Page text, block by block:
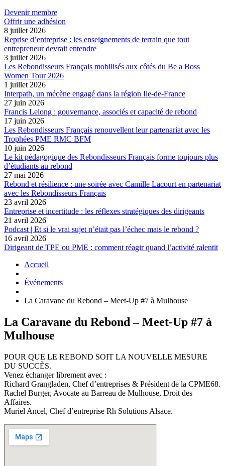
Devenir membre
Offrir une adhésion
8 juillet 2026
Reprise d’entreprise : les enseignements de terrain que tout
entrepreneur devrait entendre
3 juillet 2026
Les Rebondisseurs Français mobilisés aux côtés du Be a Boss
Women Tour 2026
1 juillet 2026
Interpath, un mécène engagé dans la région Ile-de-France
27 juin 2026
Francis Lelong : gouvernance, associés et capacité de rebond
17 juin 2026
Les Rebondisseurs Français renouvellent leur partenariat avec les
Trophées PME RMC BFM
10 juin 2026
Le kit pédagogique des Rebondisseurs Français forme toujours plus
d’étudiants au rebond
27 mai 2026
Rebond et résilience : une soirée avec Camille Lacourt en partenariat
avec les Rebondisseurs Français
23 avril 2026
Entreprise et incertitude : les réflexes stratégiques des dirigeants
21 avril 2026
Podcast | Et si le vrai sujet n’était pas l’échec mais le rebond ?
16 avril 2026
Dirigeant de TPE ou PME : comment réagir quand l’activité ralentit
Accueil
Événements
La Caravane du Rebond – Meet-Up #7 à Mulhouse
La Caravane du Rebond – Meet-Up #7 à
Mulhouse
POUR QUE LE REBOND SOIT LA NOUVELLE MESURE
DU SUCCÈS.
Venez échanger librement avec :
Richard Grangladen, Chef d’entreprises & Président de la CPME68.
Rachel Burger, Avocate au Barreau de Mulhouse, Droit des
Affaires.
Muriel Ancel, Chef d’entreprise Rh Solutions Alsace.